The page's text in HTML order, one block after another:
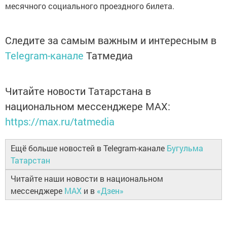
месячного социального проездного билета.
Следите за самым важным и интересным в
Telegram-канале Татмедиа
Читайте новости Татарстана в
национальном мессенджере MАХ:
https://max.ru/tatmedia
Ещё больше новостей в Telegram-канале Бугульма
Татарстан
Читайте наши новости в национальном
мессенджере MAX и в «Дзен»